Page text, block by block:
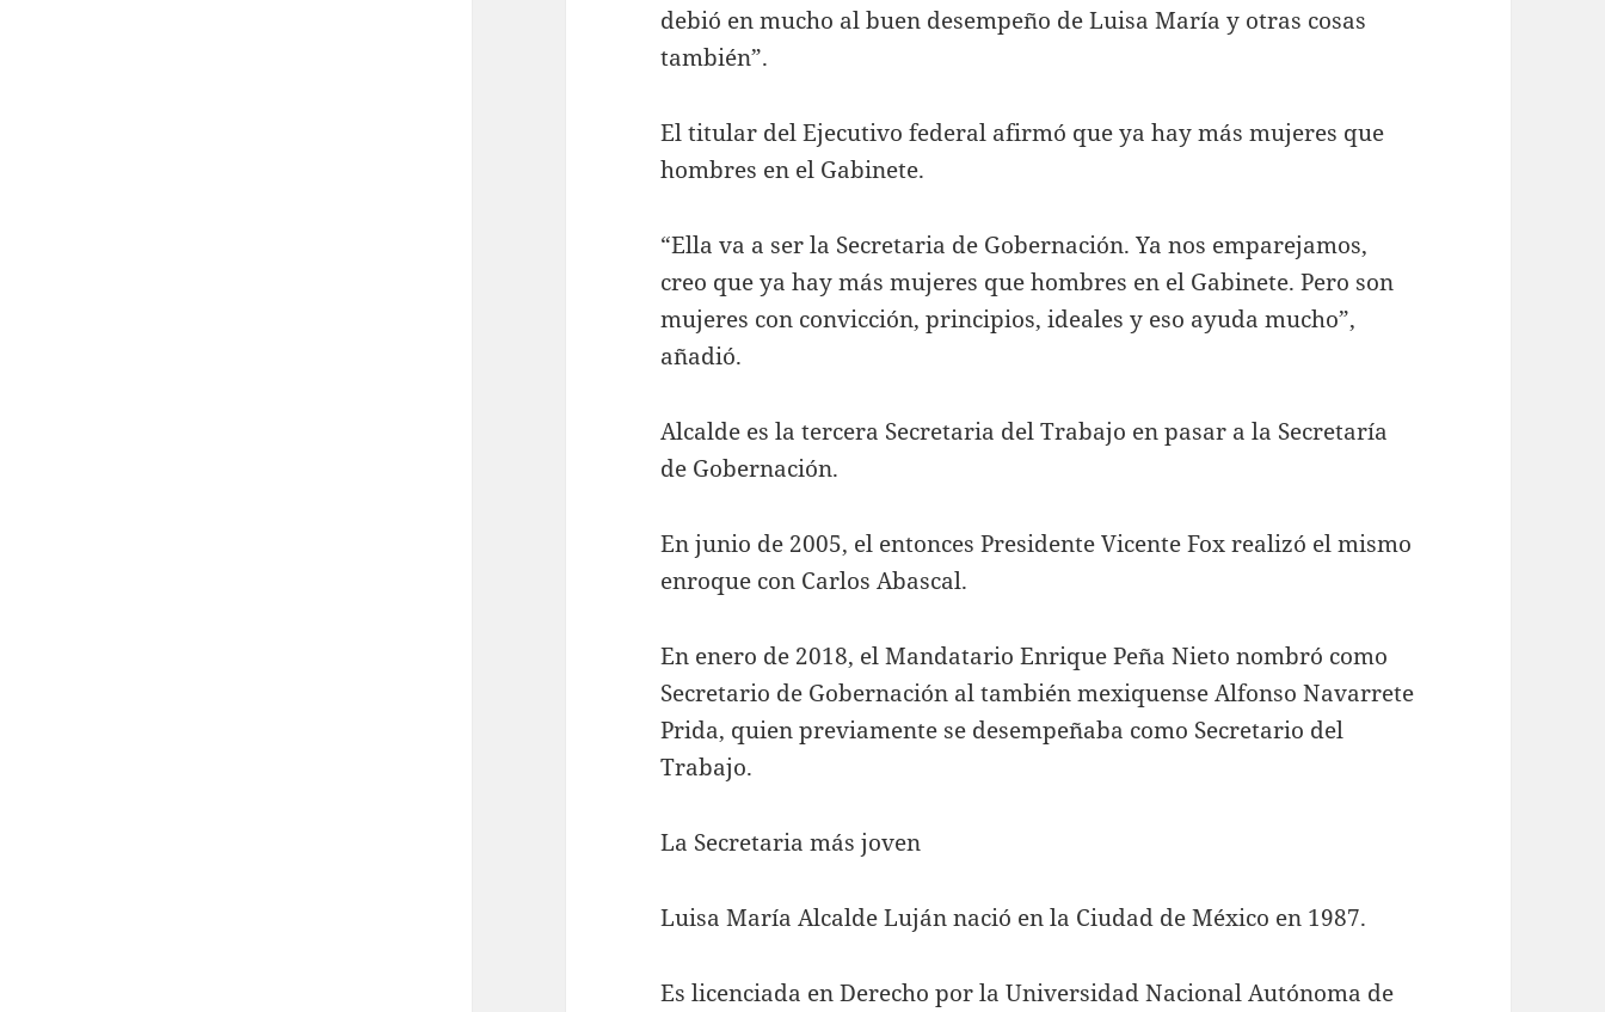
debió en mucho al buen desempeño de Luisa María y otras cosas
también”.
El titular del Ejecutivo federal afirmó que ya hay más mujeres que
hombres en el Gabinete.
“Ella va a ser la Secretaria de Gobernación. Ya nos emparejamos,
creo que ya hay más mujeres que hombres en el Gabinete. Pero son
mujeres con convicción, principios, ideales y eso ayuda mucho”,
añadió.
Alcalde es la tercera Secretaria del Trabajo en pasar a la Secretaría
de Gobernación.
En junio de 2005, el entonces Presidente Vicente Fox realizó el mismo
enroque con Carlos Abascal.
En enero de 2018, el Mandatario Enrique Peña Nieto nombró como
Secretario de Gobernación al también mexiquense Alfonso Navarrete
Prida, quien previamente se desempeñaba como Secretario del
Trabajo.
La Secretaria más joven
Luisa María Alcalde Luján nació en la Ciudad de México en 1987.
Es licenciada en Derecho por la Universidad Nacional Autónoma de